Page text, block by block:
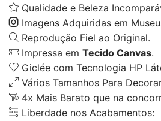
Qualidade e Beleza
Imagens Adquiridas em
Reprodução Fiel ao Original.
Impressa em Tecido Canvas.
Giclée com Tecnologia HP
Vários Tamanhos Para
4x Mais Barato que na
Liberdade nos Acabamentos: